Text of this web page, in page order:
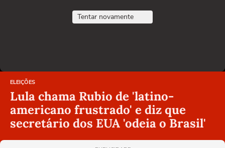
Tentar novamente
ELEIÇÕES
Lula chama Rubio de 'latino-
americano frustrado' e diz que
secretário dos EUA 'odeia o Brasil'